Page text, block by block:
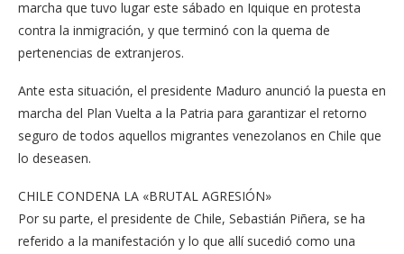
marcha que tuvo lugar este sábado en Iquique en protesta
contra la inmigración, y que terminó con la quema de
pertenencias de extranjeros.
Ante esta situación, el presidente Maduro anunció la puesta en
marcha del Plan Vuelta a la Patria para garantizar el retorno
seguro de todos aquellos migrantes venezolanos en Chile que
lo deseasen.
CHILE CONDENA LA «BRUTAL AGRESIÓN»
Por su parte, el presidente de Chile, Sebastián Piñera, se ha
referido a la manifestación y lo que allí sucedió como una